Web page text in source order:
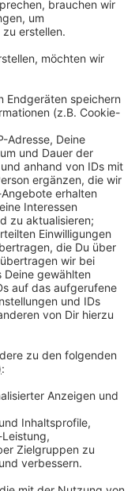
ein Kind, sind
Wohnungen
Brandes
aktuell die
Thema: